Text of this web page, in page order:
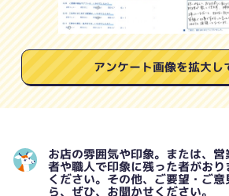
アンケート画像を拡大し
お店の雰囲気や印象。または、
者や職人で印象に残った者がお
ください。その他、ご要望・ご
ら、ぜひ、お聞かせください。